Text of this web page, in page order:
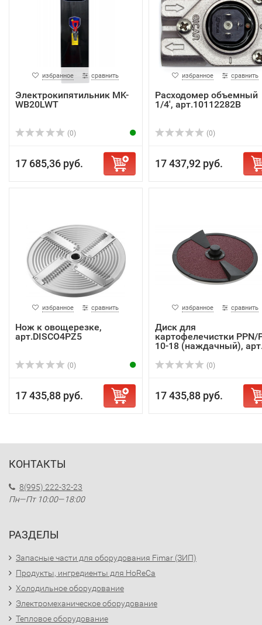
избранное сравнить
Электрокипятильник MK-
WB20LWT
(0)
17 685,36 руб.
избранное сравнить
Расходомер объемный
1/4', арт.10112282B
(0)
17 437,92 руб.
избранное сравнить
Нож к овощерезке,
арт.DISCO4PZ5
(0)
17 435,88 руб.
избранное сравнить
Диск для
картофелечистки PPN/
10-18 (наждачный),
(0)
17 435,88 руб.
КОНТАКТЫ
8(995) 222-32-23
Пн—Пт 10:00—18:00
РАЗДЕЛЫ
Запасные части для оборудования Fimar (ЗИП)
Продукты, ингредиенты для HoReCa
Холодильное оборудование
Электромеханическое оборудование
Тепловое оборудование